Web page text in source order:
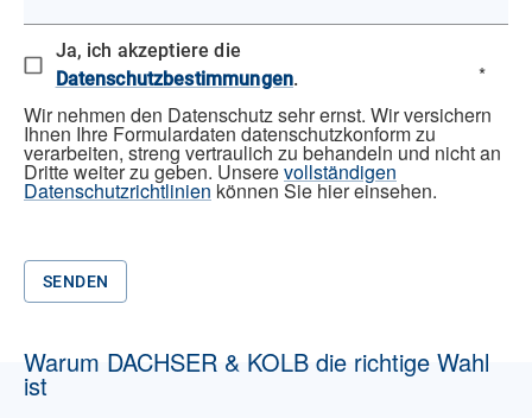
Ja, ich akzeptiere die
Datenschutzbestimmungen.
*
Wir nehmen den Datenschutz sehr ernst. Wir versichern
Ihnen Ihre Formulardaten datenschutzkonform zu
verarbeiten, streng vertraulich zu behandeln und nicht an
Dritte weiter zu geben. Unserevollständigen
Datenschutzrichtlinien können Sie hier einsehen.
SENDEN
Warum DACHSER & KOLB die richtige Wahl
ist